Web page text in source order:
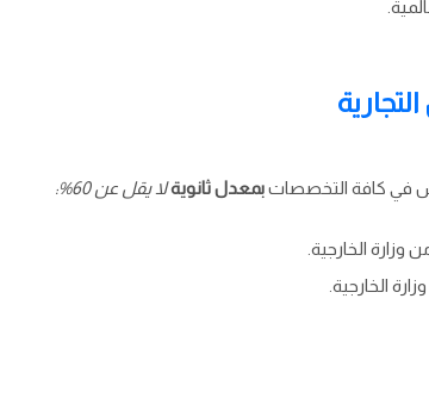
في كافة التخصصاتبمعدل ثانويةلا يقل عن 60%:
وزارة الخارجية.
الخارجية.